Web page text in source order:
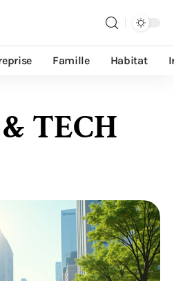
Famille Habitat
TECH